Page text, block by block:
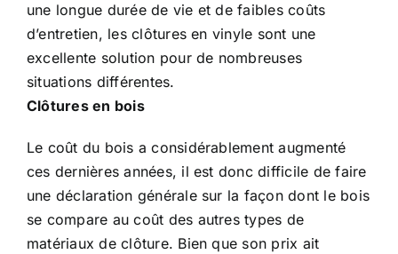
une longue durée de vie et de faibles coûts
d’entretien, les clôtures en vinyle sont une
excellente solution pour de nombreuses
situations différentes.
Clôtures en bois
Le coût du bois a considérablement augmenté
ces dernières années, il est donc difficile de faire
une déclaration générale sur la façon dont le bois
se compare au coût des autres types de
matériaux de clôture. Bien que son prix ait